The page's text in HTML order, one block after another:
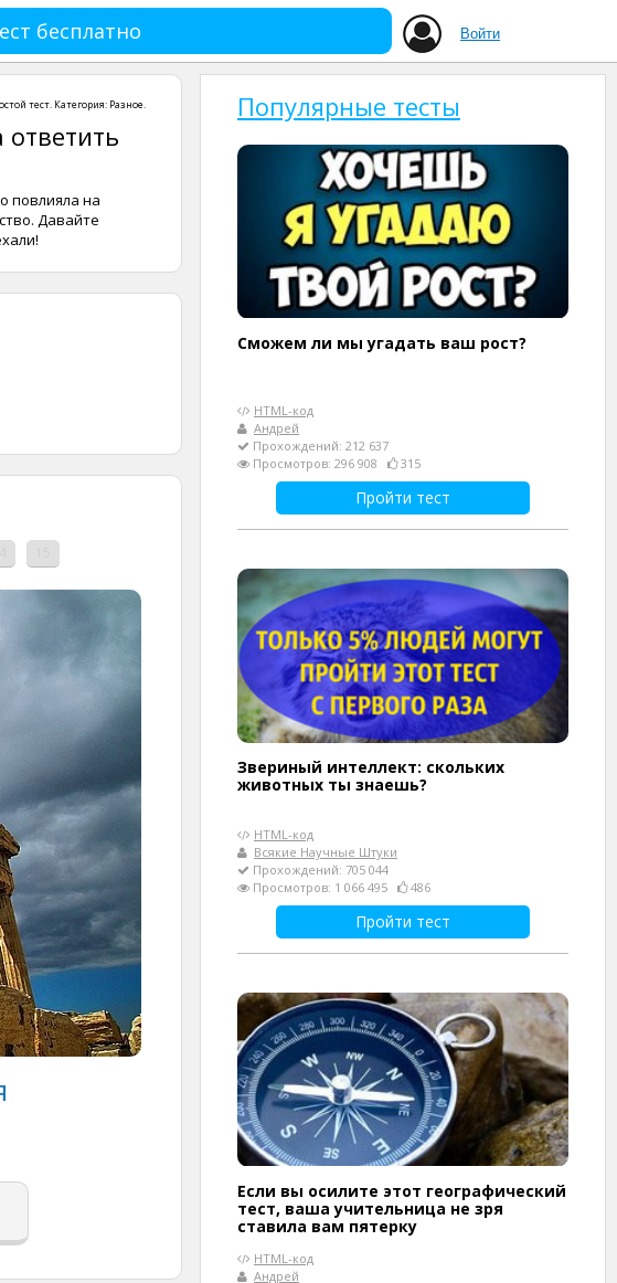
Войти
бесплатно
тест. Категория: Разное.
повлияла на
Давайте
Популярные тесты
Сможем ли мы угадать ваш рост?
HTML-код
Андрей
Прохождений: 212 637
Просмотров: 296 908
315
Пройти тест
Звериный интеллект: скольких
животных ты знаешь?
HTML-код
Всякие Научные Штуки
Прохождений: 705 044
Просмотров: 1 066 495
486
Пройти тест
Если вы осилите этот географический
тест, ваша учительница не зря
ставила вам пятерку
HTML-код
Андрей